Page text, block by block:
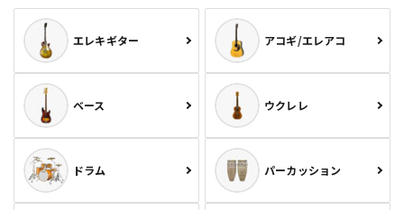
エレキギター アコギ/エレアコ
ベース ウクレレ
ドラム パーカッション